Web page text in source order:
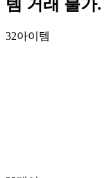
템 거래 불가.
32아이템